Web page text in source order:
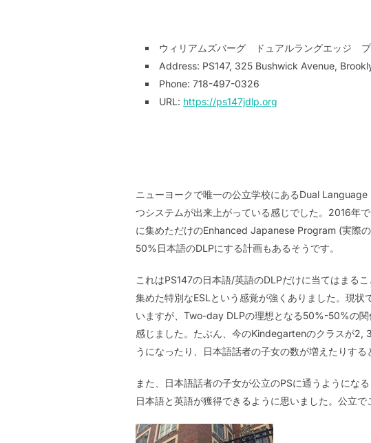
ウィリアムズバーグ ドュアルラングエッジ
Address: PS147, 325 Bushwick Avenue,
Phone: 718-497-0326
URL: https://ps147jdlp.org
ニューヨークで唯一の公立学校にあるDual
つシステムが出来上がっている感じでした。2016年
に集めただけのEnhanced Japanese Program (実際
50%日本語のDLPにする計画もあるそうです。
これはPS147の日本語/英語のDLPだけに当てはまる
集めた特別なESLという感覚が強くありました。現
いますが、Two-day DLPの理想となる50%-50%の関
感じました。たぶん、今のKindegartenのクラスが2,
うになったり、日本語話者の子女の数が増えたりする
また、日本語話者の子女が公立のPSに通うようにな
日本語と英語が獲得できるように思いました。公立